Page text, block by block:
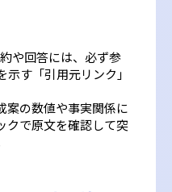
や回答には、必ず参
す「引用元リンク」
案の数値や事実関係に
クで原文を確認して突